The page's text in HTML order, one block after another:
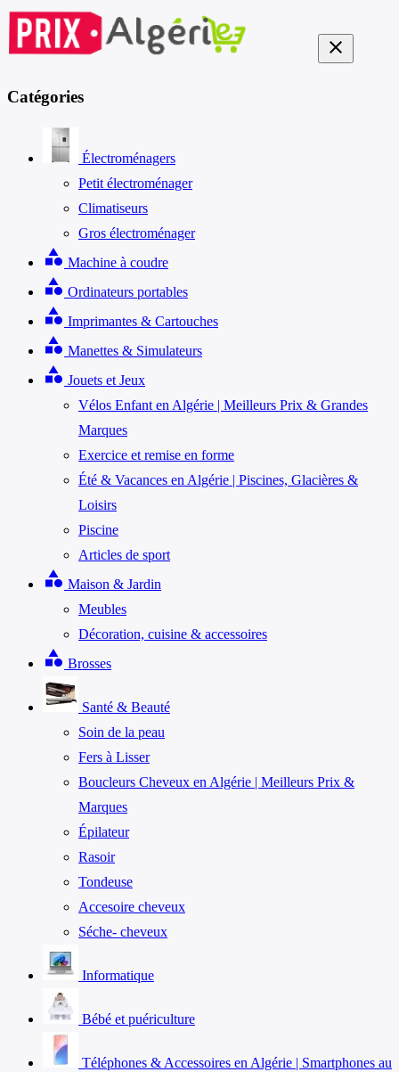
close
Catégories
Électroménagers
Petit électroménager
Climatiseurs
Gros électroménager
category Machine à coudre
category Ordinateurs portables
category Imprimantes & Cartouches
category Manettes & Simulateurs
category Jouets et Jeux
Vélos Enfant en Algérie | Meilleurs Prix & Grandes
Marques
Exercice et remise en forme
Été & Vacances en Algérie | Piscines, Glacières &
Loisirs
Piscine
Articles de sport
category Maison & Jardin
Meubles
Décoration, cuisine & accessoires
category Brosses
Santé & Beauté
Soin de la peau
Fers à Lisser
Boucleurs Cheveux en Algérie | Meilleurs Prix &
Marques
Épilateur
Rasoir
Tondeuse
Accesoire cheveux
Séche- cheveux
Informatique
Bébé et puériculture
Téléphones & Accessoires en Algérie | Smartphones au